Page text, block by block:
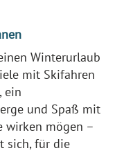
Winterurlaub
mit Skifahren
ein
und Spaß mit
wirken mögen –
sich, für die